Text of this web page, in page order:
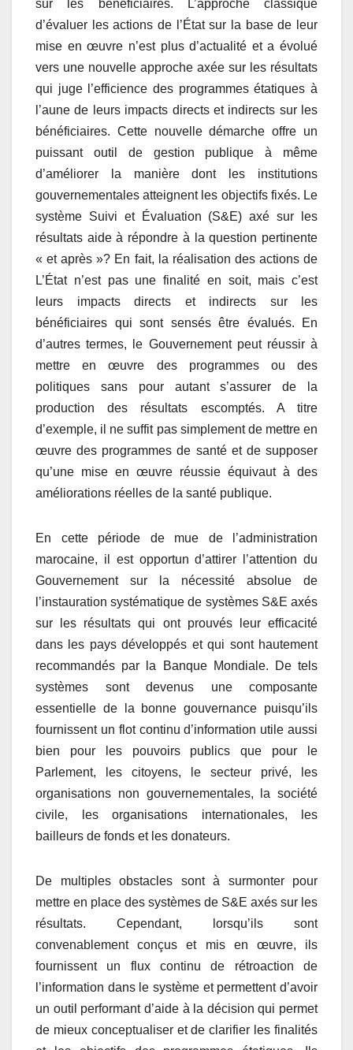
sur les bénéficiaires. L’approche classique
d’évaluer les actions de l’État sur la base de leur
mise en œuvre n’est plus d’actualité et a évolué
vers une nouvelle approche axée sur les résultats
qui juge l’efficience des programmes étatiques à
l’aune de leurs impacts directs et indirects sur les
bénéficiaires. Cette nouvelle démarche offre un
puissant outil de gestion publique à même
d’améliorer la manière dont les institutions
gouvernementales atteignent les objectifs fixés. Le
système Suivi et Évaluation (S&E) axé sur les
résultats aide à répondre à la question pertinente
« et après »? En fait, la réalisation des actions de
L’État n’est pas une finalité en soit, mais c’est
leurs impacts directs et indirects sur les
bénéficiaires qui sont sensés être évalués. En
d’autres termes, le Gouvernement peut réussir à
mettre en œuvre des programmes ou des
politiques sans pour autant s’assurer de la
production des résultats escomptés. A titre
d’exemple, il ne suffit pas simplement de mettre en
œuvre des programmes de santé et de supposer
qu’une mise en œuvre réussie équivaut à des
améliorations réelles de la santé publique.
En cette période de mue de l’administration
marocaine, il est opportun d’attirer l’attention du
Gouvernement sur la nécessité absolue de
l’instauration systématique de systèmes S&E axés
sur les résultats qui ont prouvés leur efficacité
dans les pays développés et qui sont hautement
recommandés par la Banque Mondiale. De tels
systèmes sont devenus une composante
essentielle de la bonne gouvernance puisqu’ils
fournissent un flot continu d’information utile aussi
bien pour les pouvoirs publics que pour le
Parlement, les citoyens, le secteur privé, les
organisations non gouvernementales, la société
civile, les organisations internationales, les
bailleurs de fonds et les donateurs.
De multiples obstacles sont à surmonter pour
mettre en place des systèmes de S&E axés sur les
résultats. Cependant, lorsqu’ils sont
convenablement conçus et mis en œuvre, ils
fournissent un flux continu de rétroaction de
l’information dans le système et permettent d’avoir
un outil performant d’aide à la décision qui permet
de mieux conceptualiser et de clarifier les finalités